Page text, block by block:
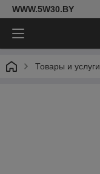
WWW.5W30.BY
Товары и услуги